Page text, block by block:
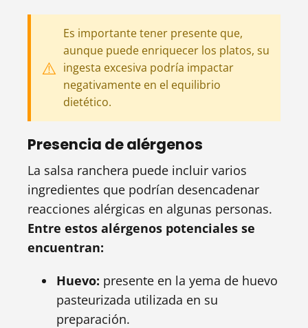
Es importante tener presente que,
aunque puede enriquecer los platos, su
ingesta excesiva podría impactar
negativamente en el equilibrio
dietético.
Presencia de alérgenos
La salsa ranchera puede incluir varios
ingredientes que podrían desencadenar
reacciones alérgicas en algunas personas.
Entre estos alérgenos potenciales se
encuentran:
Huevo: presente en la yema de huevo
pasteurizada utilizada en su
preparación.